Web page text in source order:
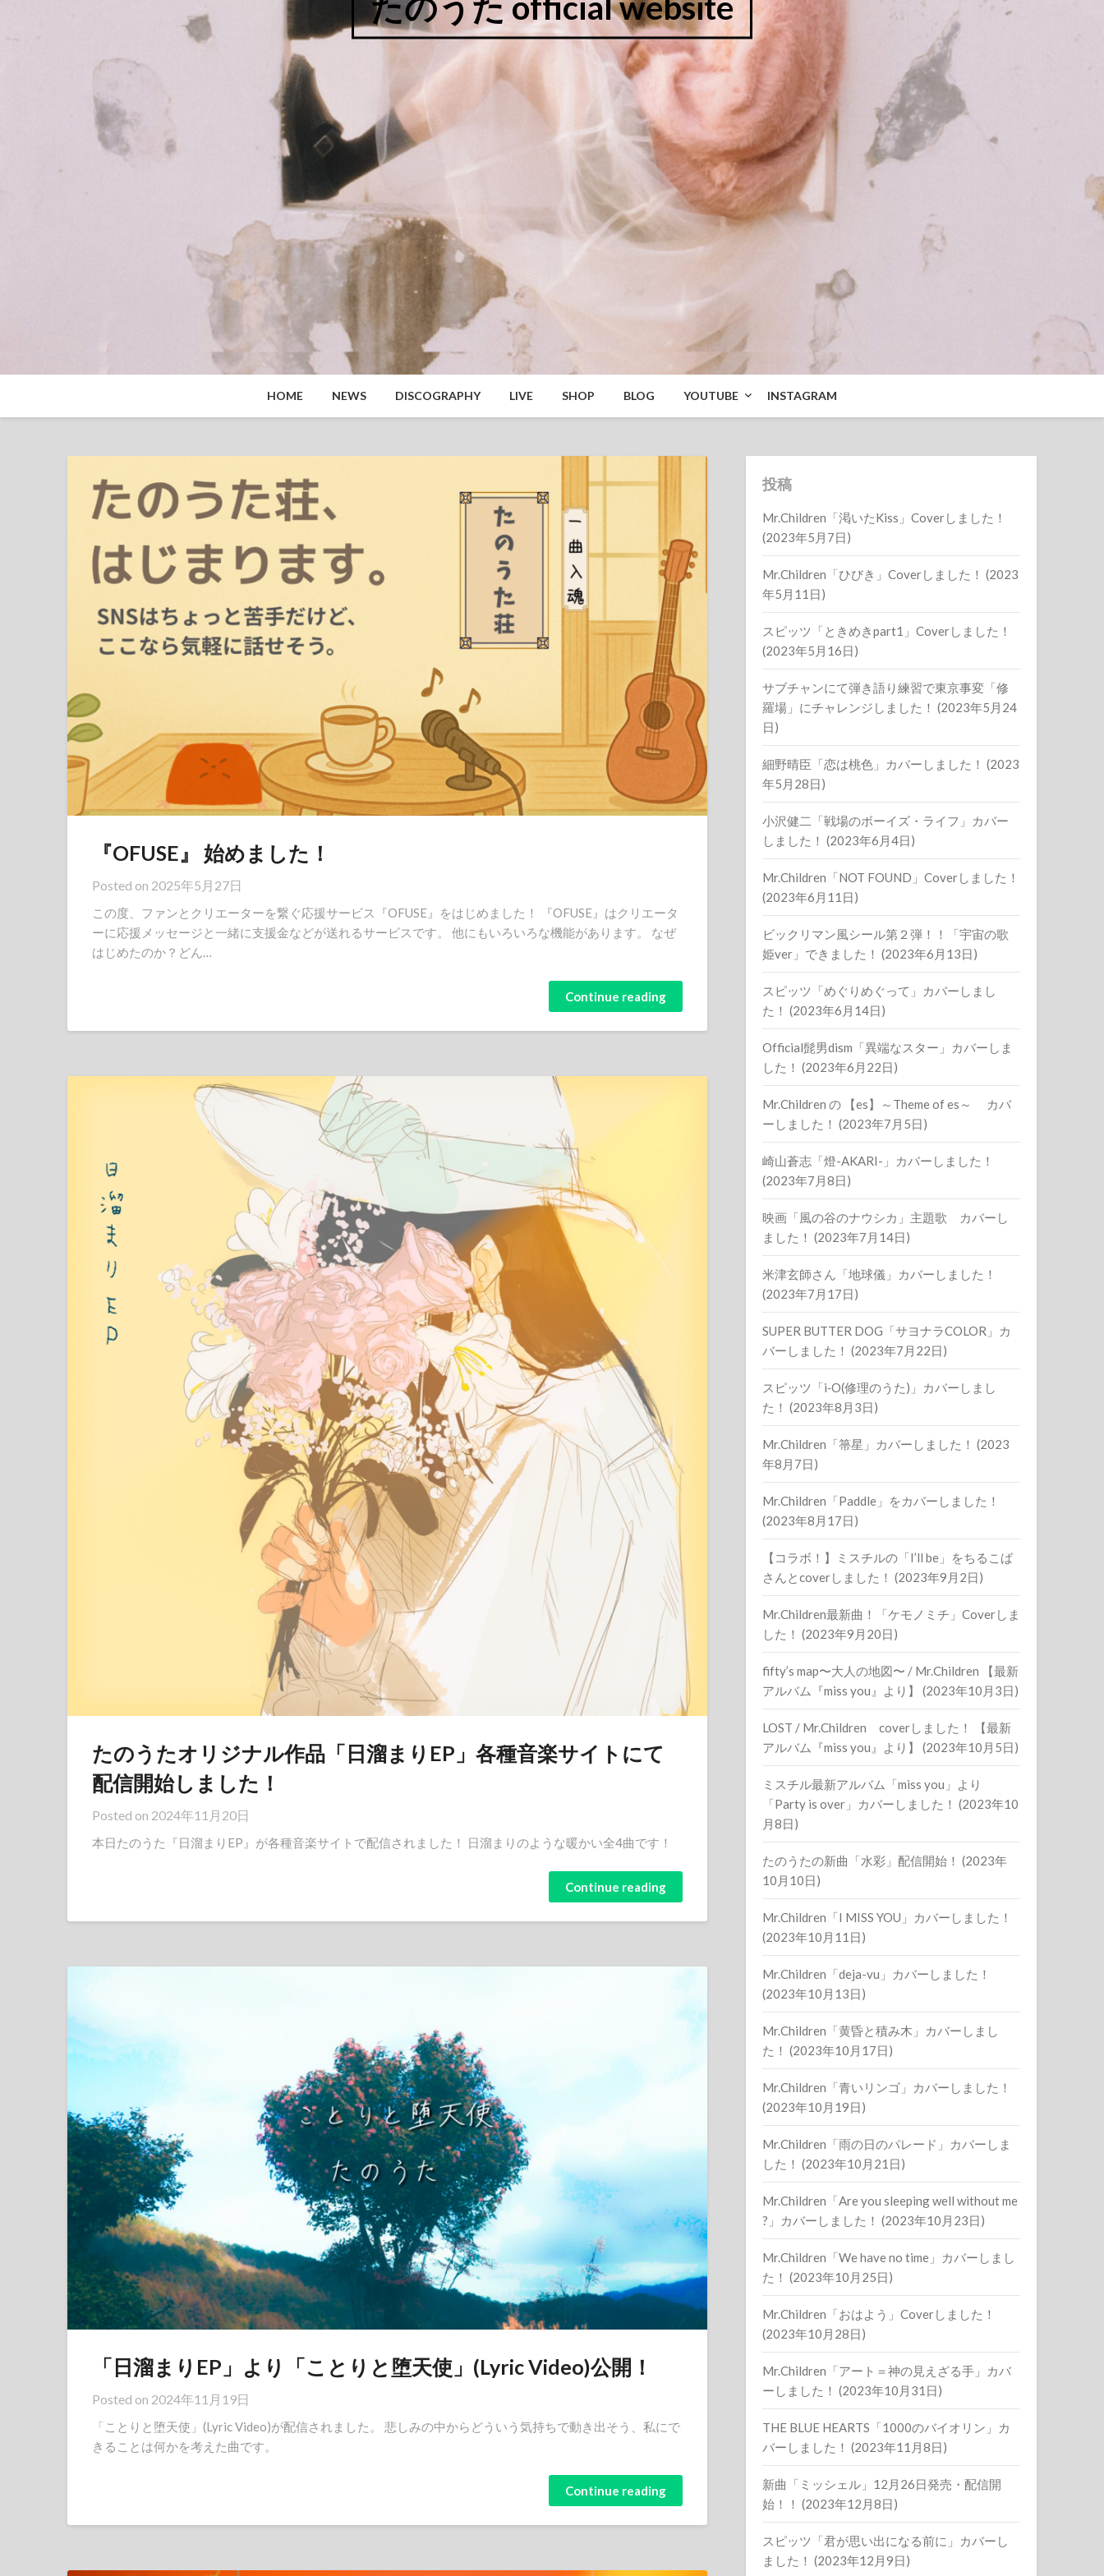
HOME NEWS DISCOGRAPHY LIVE SHOP BLOG YOUTUBE INSTAGRAM
『OFUSE』 始めました！
Posted on 2025年5月27日
この度、ファンとクリエーターを繋ぐ応援サービス『OFUSE』をはじめました！ 『OFUSE』はクリエータ
ーに応援メッセージと一緒に支援金などが送れるサービスです。 他にもいろいろな機能があります。 なぜ
はじめたのか？どん…
Continue reading
たのうたオリジナル作品「日溜まりEP」各種音楽サイトにて
配信開始しました！
Posted on 2024年11月20日
本日たのうた『日溜まりEP』が各種音楽サイトで配信されました！ 日溜まりのような暖かい全4曲です！
Continue reading
「日溜まりEP」より「ことりと堕天使」(Lyric Video)公開！
Posted on 2024年11月19日
「ことりと堕天使」(Lyric Video)が配信されました。 悲しみの中からどういう気持ちで動き出そう、私にで
きることは何かを考えた曲です。
Continue reading
投稿
Mr.Children「渇いたKiss」Coverしました！
(2023年5月7日)
Mr.Children「ひびき」Coverしました！ (2023
年5月11日)
スピッツ「ときめきpart1」Coverしました！
(2023年5月16日)
サブチャンにて弾き語り練習で東京事変「修
羅場」にチャレンジしました！ (2023年5月24
日)
細野晴臣「恋は桃色」カバーしました！ (2023
年5月28日)
小沢健二「戦場のボーイズ・ライフ」カバー
しました！ (2023年6月4日)
Mr.Children「NOT FOUND」Coverしました！
(2023年6月11日)
ビックリマン風シール第２弾！！「宇宙の歌
姫ver」できました！ (2023年6月13日)
スピッツ「めぐりめぐって」カバーしまし
た！ (2023年6月14日)
Official髭男dism「異端なスター」カバーしま
した！ (2023年6月22日)
Mr.Children の 【es】～Theme of es～ カバ
ーしました！ (2023年7月5日)
崎山蒼志「燈-AKARI-」カバーしました！
(2023年7月8日)
映画「風の谷のナウシカ」主題歌 カバーし
ました！ (2023年7月14日)
米津玄師さん「地球儀」カバーしました！
(2023年7月17日)
SUPER BUTTER DOG「サヨナラCOLOR」カ
バーしました！ (2023年7月22日)
スピッツ「i‐O(修理のうた)」カバーしまし
た！ (2023年8月3日)
Mr.Children「箒星」カバーしました！ (2023
年8月7日)
Mr.Children「Paddle」をカバーしました！
(2023年8月17日)
【コラボ！】ミスチルの「I’ll be」をちるこば
さんとcoverしました！ (2023年9月2日)
Mr.Children最新曲！「ケモノミチ」Coverしま
した！ (2023年9月20日)
fifty’s map〜大人の地図〜 / Mr.Children 【最新
アルバム『miss you』より】 (2023年10月3日)
LOST / Mr.Children coverしました！ 【最新
アルバム『miss you』より】 (2023年10月5日)
ミスチル最新アルバム「miss you」より
「Party is over」カバーしました！ (2023年10
月8日)
たのうたの新曲「水彩」配信開始！ (2023年
10月10日)
Mr.Children「I MISS YOU」カバーしました！
(2023年10月11日)
Mr.Children「deja-vu」カバーしました！
(2023年10月13日)
Mr.Children「黄昏と積み木」カバーしまし
た！ (2023年10月17日)
Mr.Children「青いリンゴ」カバーしました！
(2023年10月19日)
Mr.Children「雨の日のパレード」カバーしま
した！ (2023年10月21日)
Mr.Children「Are you sleeping well without me
?」カバーしました！ (2023年10月23日)
Mr.Children「We have no time」カバーしまし
た！ (2023年10月25日)
Mr.Children「おはよう」Coverしました！
(2023年10月28日)
Mr.Children「アート＝神の見えざる手」カバ
ーしました！ (2023年10月31日)
THE BLUE HEARTS「1000のバイオリン」カ
バーしました！ (2023年11月8日)
新曲「ミッシェル」12月26日発売・配信開
始！！ (2023年12月8日)
スピッツ「君が思い出になる前に」カバーし
ました！ (2023年12月9日)